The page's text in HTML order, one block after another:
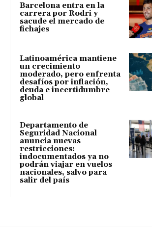
Barcelona entra en la
carrera por Rodri y
sacude el mercado de
fichajes
Latinoamérica mantiene
un crecimiento
moderado, pero enfrenta
desafíos por inflación,
deuda e incertidumbre
global
Departamento de
Seguridad Nacional
anuncia nuevas
restricciones:
indocumentados ya no
podrán viajar en vuelos
nacionales, salvo para
salir del país